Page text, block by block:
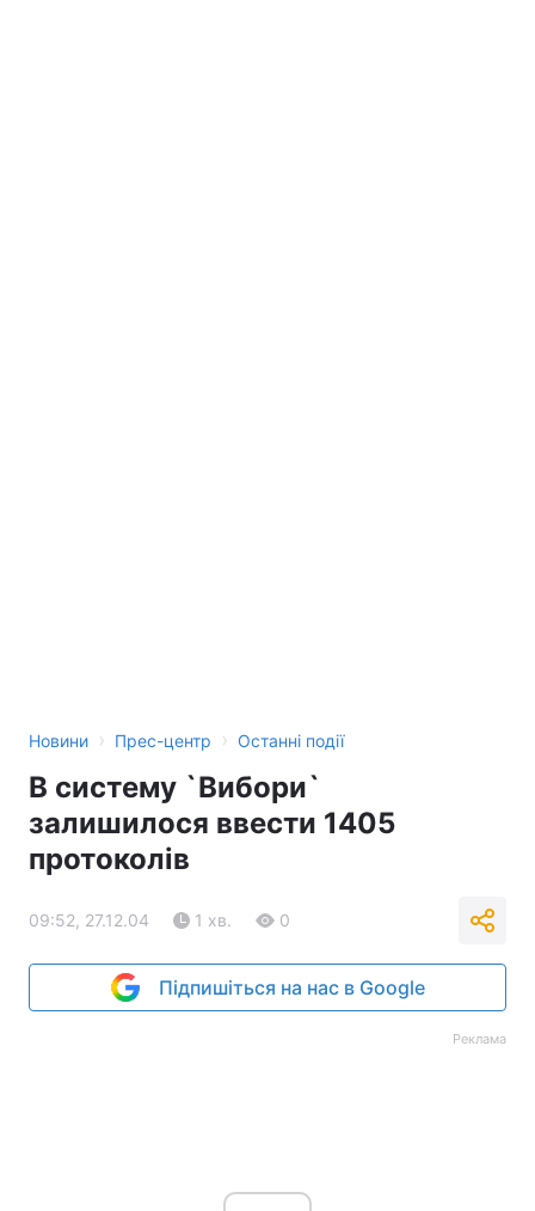
Новини › Прес-центр › Останні події
В систему `Вибори`
залишилося ввести 1405
протоколів
09:52, 27.12.04 1 хв. 0
Підпишіться на нас в Google
Реклама